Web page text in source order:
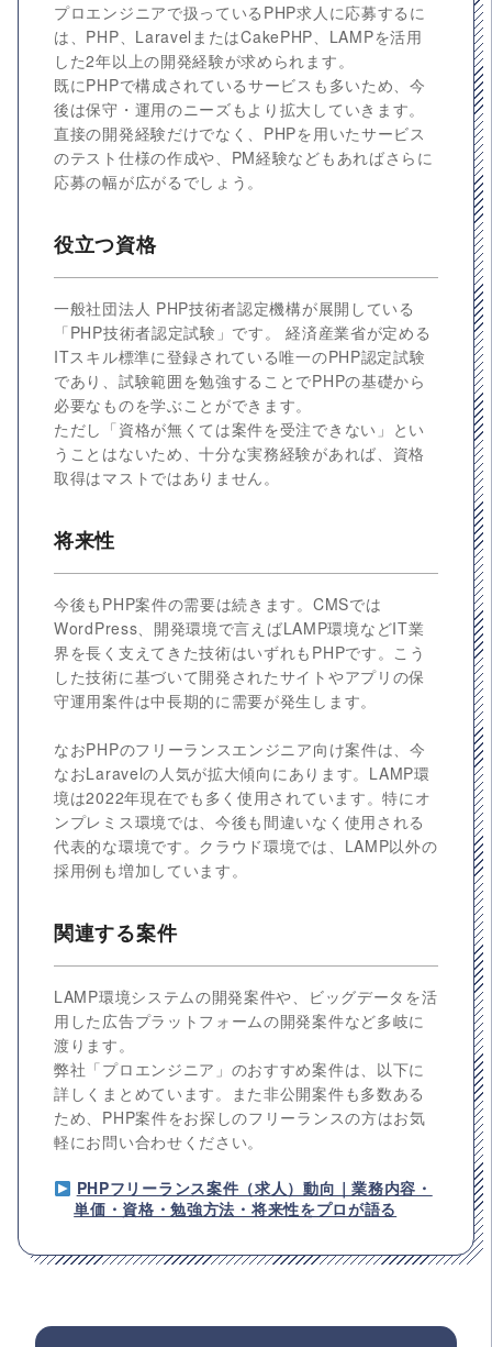
プロエンジニアで扱っているPHP求人に応募するに
は、PHP、LaravelまたはCakePHP、LAMPを活用
した2年以上の開発経験が求められます。
既にPHPで構成されているサービスも多いため、今
後は保守・運用のニーズもより拡大していきます。
直接の開発経験だけでなく、PHPを用いたサービス
のテスト仕様の作成や、PM経験などもあればさらに
応募の幅が広がるでしょう。
役立つ資格
一般社団法人 PHP技術者認定機構が展開している
「PHP技術者認定試験」です。 経済産業省が定める
ITスキル標準に登録されている唯一のPHP認定試験
であり、試験範囲を勉強することでPHPの基礎から
必要なものを学ぶことができます。
ただし「資格が無くては案件を受注できない」とい
うことはないため、十分な実務経験があれば、資格
取得はマストではありません。
将来性
今後もPHP案件の需要は続きます。CMSでは
WordPress、開発環境で言えばLAMP環境などIT業
界を長く支えてきた技術はいずれもPHPです。こう
した技術に基づいて開発されたサイトやアプリの保
守運用案件は中長期的に需要が発生します。
なおPHPのフリーランスエンジニア向け案件は、今
なおLaravelの人気が拡大傾向にあります。LAMP環
境は2022年現在でも多く使用されています。特にオ
ンプレミス環境では、今後も間違いなく使用される
代表的な環境です。クラウド環境では、LAMP以外の
採用例も増加しています。
関連する案件
LAMP環境システムの開発案件や、ビッグデータを活
用した広告プラットフォームの開発案件など多岐に
渡ります。
弊社「プロエンジニア」のおすすめ案件は、以下に
詳しくまとめています。また非公開案件も多数ある
ため、PHP案件をお探しのフリーランスの方はお気
軽にお問い合わせください。
PHPフリーランス案件（求人）動向｜業務内容・
単価・資格・勉強方法・将来性をプロが語る